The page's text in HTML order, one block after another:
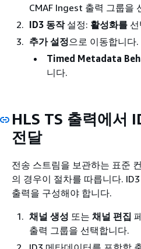
CMAF Ingest 출력 그룹을
ID3 동작설정: 활성화를
추가 설정으로 이동합니다
Timed Metadata
니다.
HLS TS 출력에서
전달
전송 스트림을 보관하는 표준
의 경우이 절차를 따릅니다.
출력을 구성해야 합니다.
채널 생성 또는 채널 편집
출력 그룹을 선택합니다.